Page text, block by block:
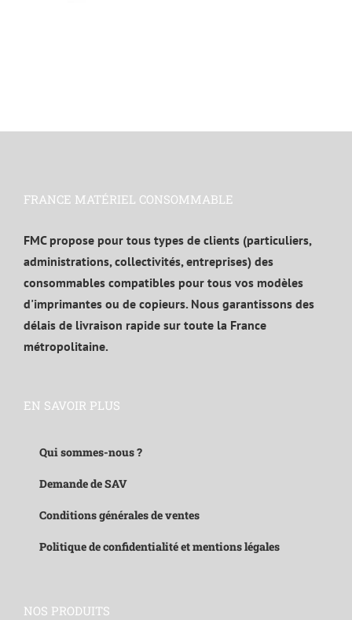
FRANCE MATÉRIEL CONSOMMABLE
FMC propose pour tous types de clients (particuliers,
administrations, collectivités, entreprises) des
consommables compatibles pour tous vos modèles
d'imprimantes ou de copieurs. Nous garantissons des
délais de livraison rapide sur toute la France
métropolitaine.
EN SAVOIR PLUS
Qui sommes-nous ?
Demande de SAV
Conditions générales de ventes
Politique de confidentialité et mentions légales
NOS PRODUITS